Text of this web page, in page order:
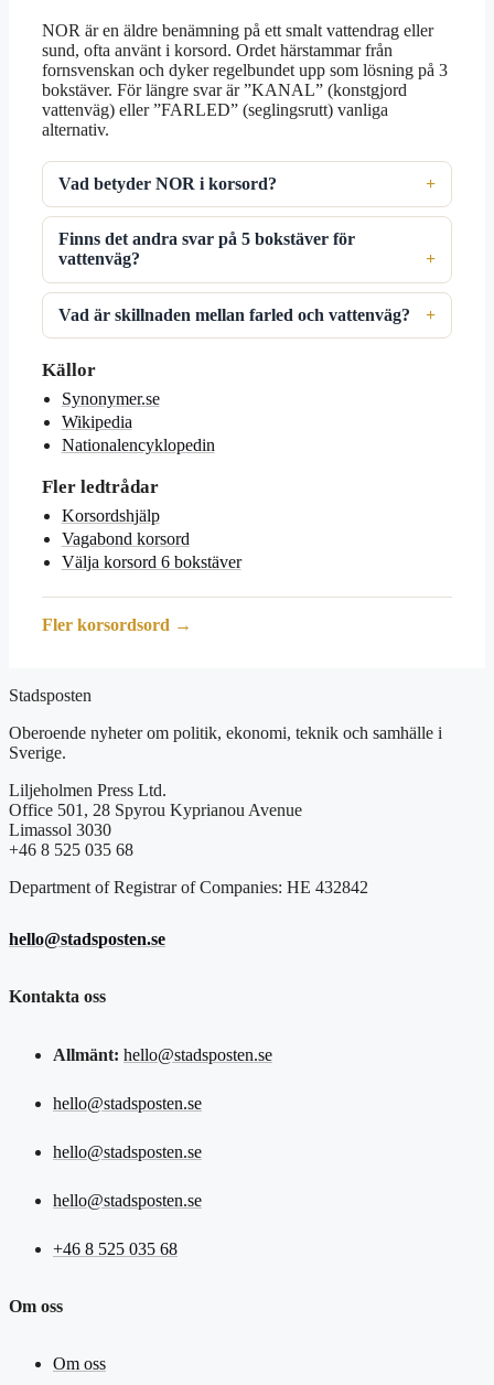
NOR är en äldre benämning på ett smalt vattendrag eller
sund, ofta använt i korsord. Ordet härstammar från
fornsvenskan och dyker regelbundet upp som lösning på 3
bokstäver. För längre svar är ”KANAL” (konstgjord
vattenväg) eller ”FARLED” (seglingsrutt) vanliga
alternativ.
Vad betyder NOR i korsord?
Finns det andra svar på 5 bokstäver för
vattenväg?
Vad är skillnaden mellan farled och vattenväg?
Källor
Synonymer.se
Wikipedia
Nationalencyklopedin
Fler ledtrådar
Korsordshjälp
Vagabond korsord
Välja korsord 6 bokstäver
Fler korsordsord →
Stadsposten
Oberoende nyheter om politik, ekonomi, teknik och samhälle i
Sverige.
Liljeholmen Press Ltd.
Office 501, 28 Spyrou Kyprianou Avenue
Limassol 3030
+46 8 525 035 68
Department of Registrar of Companies: HE 432842
hello@stadsposten.se
Kontakta oss
Allmänt: hello@stadsposten.se
hello@stadsposten.se
hello@stadsposten.se
hello@stadsposten.se
+46 8 525 035 68
Om oss
Om oss